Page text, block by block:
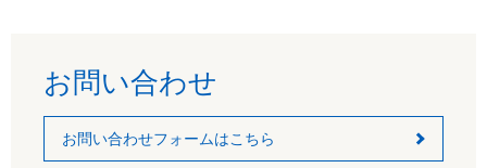
お問い合わせ
お問い合わせフォームはこちら